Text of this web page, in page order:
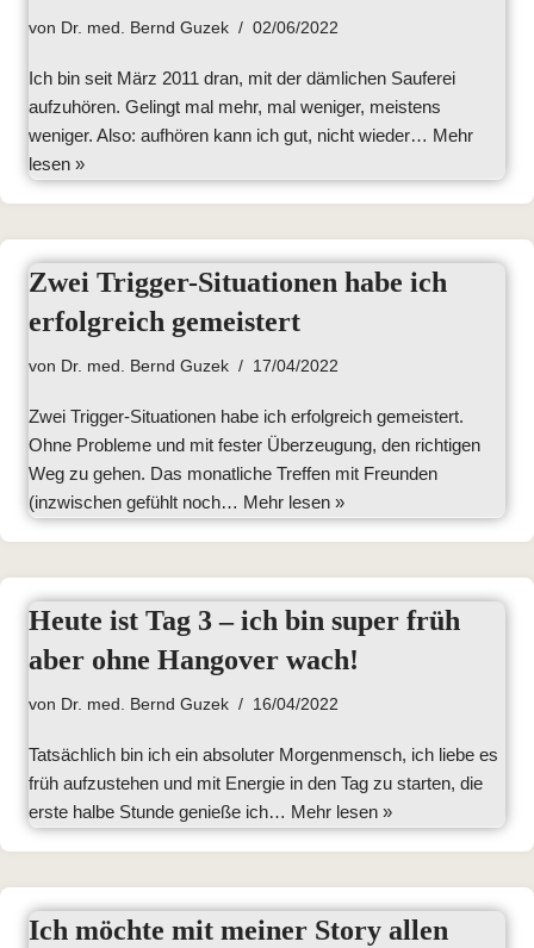
von Dr. med. Bernd Guzek 02/06/2022
Ich bin seit März 2011 dran, mit der dämlichen Sauferei
aufzuhören. Gelingt mal mehr, mal weniger, meistens
weniger. Also: aufhören kann ich gut, nicht wieder… Mehr
lesen »
Zwei Trigger-Situationen habe ich
erfolgreich gemeistert
von Dr. med. Bernd Guzek 17/04/2022
Zwei Trigger-Situationen habe ich erfolgreich gemeistert.
Ohne Probleme und mit fester Überzeugung, den richtigen
Weg zu gehen. Das monatliche Treffen mit Freunden
(inzwischen gefühlt noch… Mehr lesen »
Heute ist Tag 3 – ich bin super früh
aber ohne Hangover wach!
von Dr. med. Bernd Guzek 16/04/2022
Tatsächlich bin ich ein absoluter Morgenmensch, ich liebe es
früh aufzustehen und mit Energie in den Tag zu starten, die
erste halbe Stunde genieße ich… Mehr lesen »
Ich möchte mit meiner Story allen